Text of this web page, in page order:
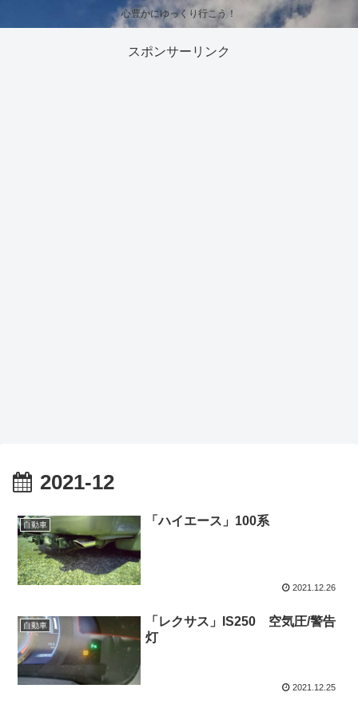
心豊かにゆっくり行こう！
スポンサーリンク
2021-12
自動車 「ハイエース」100系
2021.12.26
自動車
「レクサス」IS250 空気圧/警告
灯
2021.12.25